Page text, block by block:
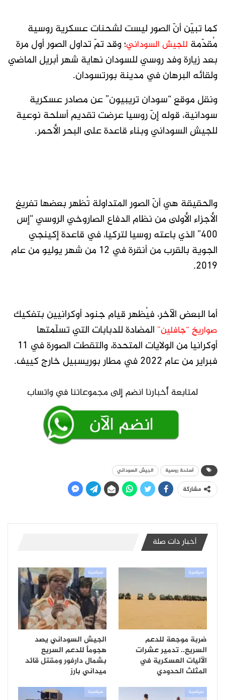
كما تبيّن أنّ الصور ليست لشحنات عسكرية روسية
مُقدّمة للجيش السوداني؛ وقد تمّ تداول الصور أول مرة
بعد زيارة وفد روسي للسودان نهاية شهر أبريل الماضي
ولقائه البرهان في مدينة بورتسودان.
ونقل موقع “سودان تريبيون” عن مصادر عسكرية
سودانية، قوله إنّ روسيا عرضت تقديم أسلحة نوعية
للجيش السوداني وبناء قاعدة على البحر الأحمر.
والحقيقة هي أنّ الصور المتداولة تُظهر بعضها تفريغ
الأجزاء الأولى من نظام الدفاع الصاروخي الروسي “إس
400” الذي باعته روسيا لتركيا، في قاعدة إكينجي
الجوية بالقرب من أنقرة في 12 من شهر يوليو من عام
2019.
أما البعض الآخر، فيُظهر قيام جنود أوكرانيين بتفكيك
صواريخ “جافلين” المضادة للدبابات التي تسلّمتها
أوكرانيا من الولايات المتحدة، والتقطت الصورة في 11
فبراير من عام 2022 في مطار بوريسبيل خارج كييف.
أسلحة روسية الجيش السوداني
مشاركة
أخبار ذات صلة
سياسية
ضربة موجعة للدعم
السريع.. تدمير عشرات
الآليات العسكرية في
المثلث الحدودي
سياسية
الجيش السوداني يصد
هجوماً للدعم السريع
بشمال دارفور ومقتل قائد
ميداني بارز
سياسية سياسية